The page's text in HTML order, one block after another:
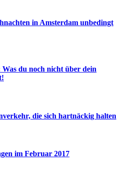
in Amsterdam unbedingt
du noch nicht über dein
die sich hartnäckig halten
im Februar 2017